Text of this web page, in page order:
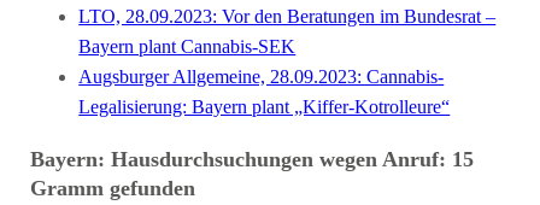
LTO, 28.09.2023: Vor den Beratungen im Bundesrat –
Bayern plant Cannabis-SEK
Augsburger Allgemeine, 28.09.2023: Cannabis-
Legalisierung: Bayern plant „Kiffer-Kotrolleure“
Bayern: Hausdurchsuchungen wegen Anruf: 15
Gramm gefunden